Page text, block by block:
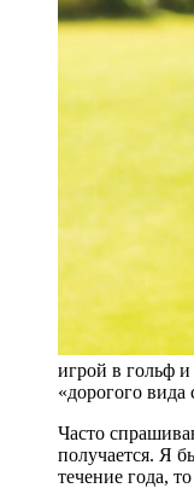
игрой в гольф
«дорогого вида
Часто
получается. Я
течение года,